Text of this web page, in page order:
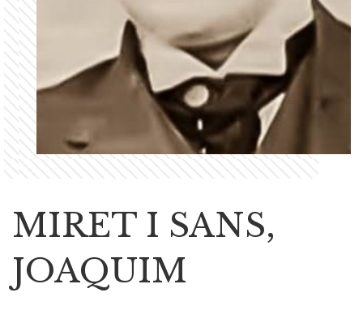
MIRET I SANS,
JOAQUIM